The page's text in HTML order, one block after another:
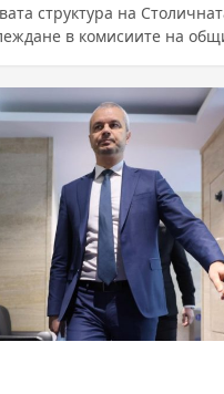
структура на
в комисиите на